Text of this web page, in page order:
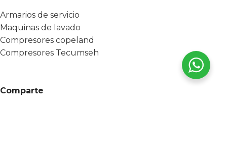
Armarios de servicio
Maquinas de lavado
Compresores copeland
Compresores Tecumseh
Comparte